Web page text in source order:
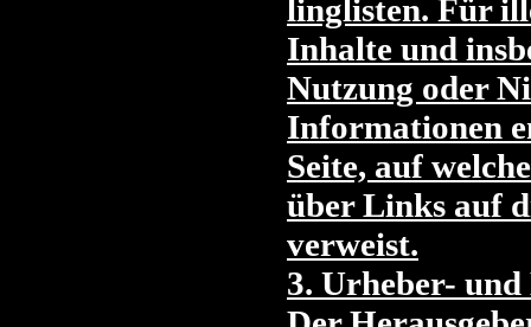
linglisten. Für
Inhalte und
Nutzung oder
Informationen
Seite, auf
über Links auf
verweist.
3. Urheber-